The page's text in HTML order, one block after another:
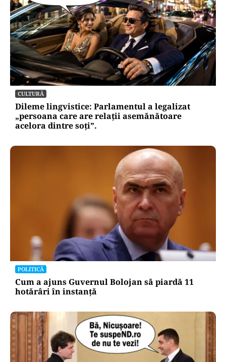
CULTURĂ
Dileme lingvistice: Parlamentul a legalizat
„persoana care are relații asemănătoare
acelora dintre soți”.
POLITICĂ
Cum a ajuns Guvernul Bolojan să piardă 11
hotărâri în instanță